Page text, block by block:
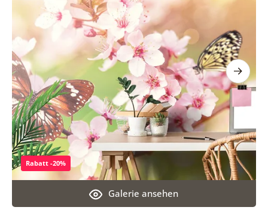
Galerie ansehen
Rabatt -20%